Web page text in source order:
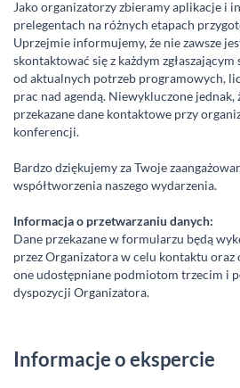
Jako organizatorzy zbieramy aplikacje i
prelegentach na różnych etapach
Uprzejmie informujemy, że nie zawsze
skontaktować się z każdym
od aktualnych potrzeb programowych,
prac nad agendą. Niewykluczone jednak,
przekazane dane kontaktowe przy
konferencji.
Bardzo dziękujemy za Twoje
współtworzenia naszego wydarzenia.
Informacja o przetwarzaniu danych:
Dane przekazane w formularzu będą
przez Organizatora w celu kontaktu oraz
one udostępniane podmiotom trzecim i
dyspozycji Organizatora.
Informacje o ekspercie